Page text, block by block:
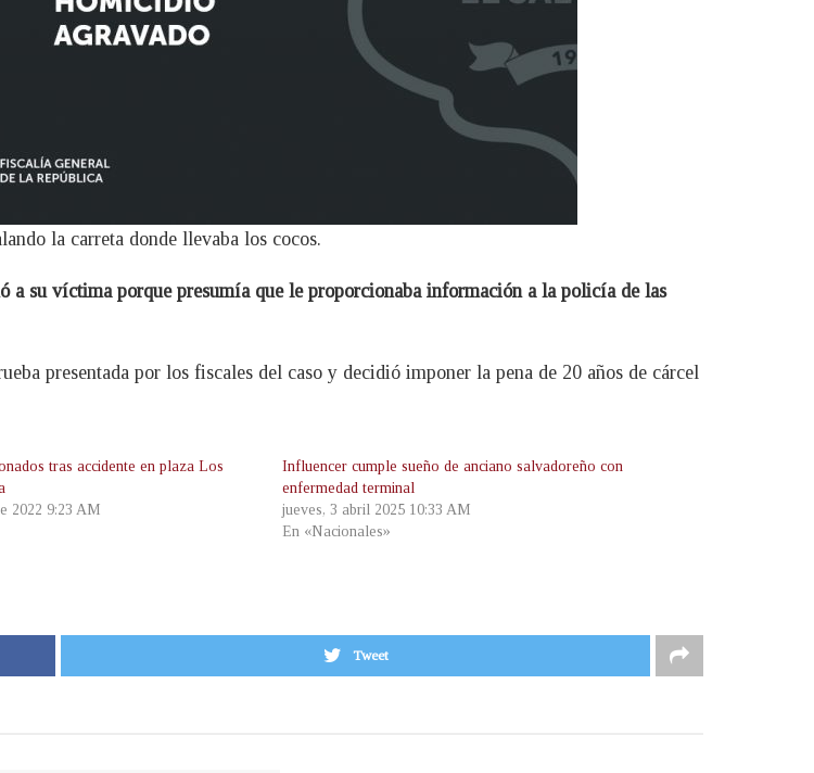
la carreta donde llevaba los cocos.
a su víctima porque presumía que le proporcionaba información a la policía de las
presentada por los fiscales del caso y decidió imponer la pena de 20 años de cárcel
tras accidente en plaza Los
2022 9:23 AM
Influencer cumple sueño de anciano salvadoreño con
enfermedad terminal
jueves, 3 abril 2025 10:33 AM
En «Nacionales»
Tweet